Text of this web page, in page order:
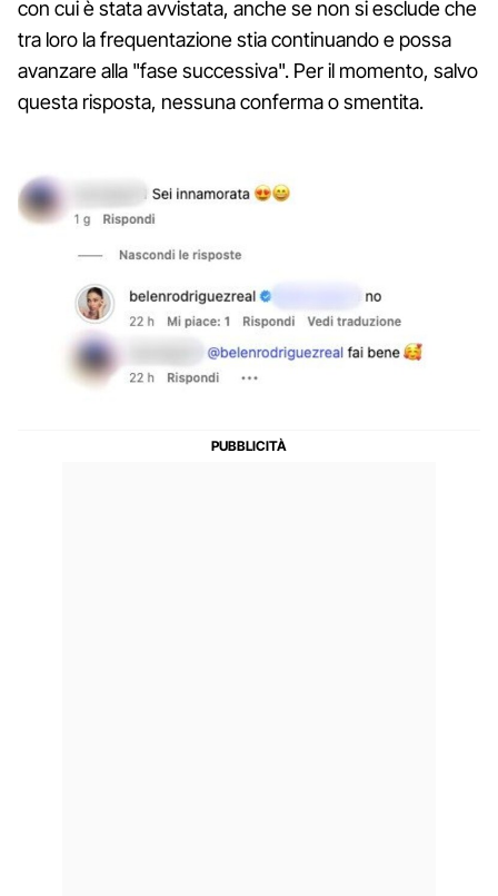
con cui è stata avvistata, anche se non si esclude che
tra loro la frequentazione stia continuando e possa
avanzare alla "fase successiva". Per il momento, salvo
questa risposta, nessuna conferma o smentita.